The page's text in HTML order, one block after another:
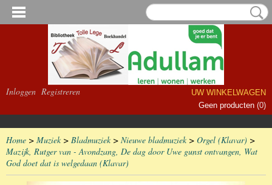
Inloggen Registreren
UW WINKELWAGEN
Geen producten (0)
Home > Muziek> Bladmuziek> Nieuwe bladmuziek> Orgel (Klavar) >
Mazijk, Rutger van - Avondzang, De dag door Uwe gunst ontvangen, Wat
God doet dat is welgedaan (Klavar)